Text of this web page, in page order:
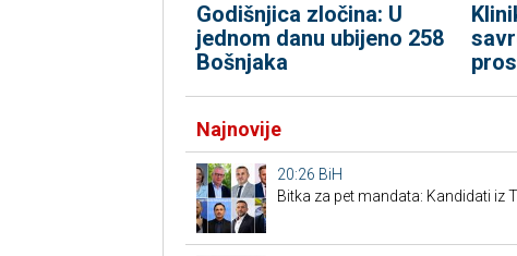
Godišnjica zločina: U
jednom danu ubijeno 258
Bošnjaka
Najnovije
20:26 BiH
Bitka za pet mandata: Kandidati iz